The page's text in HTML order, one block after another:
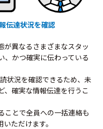
伝達状況を確認
が異なるさまざまなスタッ
、かつ確実に伝わっている
状況を確認できるため、未
、確実な情報伝達を行うこ
ことで全員への一括連絡も
ただけます。